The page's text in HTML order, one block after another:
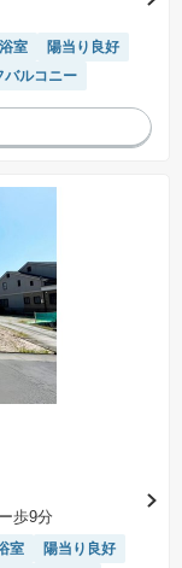
室
陽当り良好
バルコニー
歩9分
室
陽当り良好